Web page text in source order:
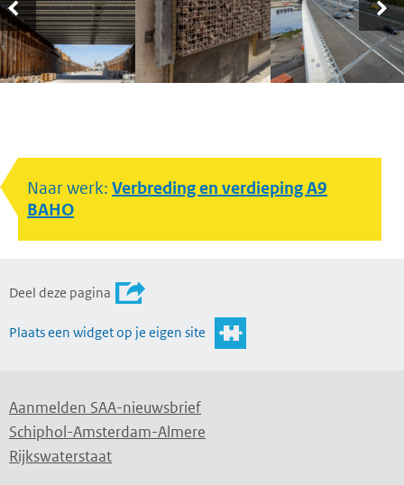
Naar werk: Verbreding en verdieping A9
BAHO
Deel deze pagina
Plaats een widget op je eigen site
Aanmelden SAA-nieuwsbrief
Schiphol-Amsterdam-Almere
Rijkswaterstaat